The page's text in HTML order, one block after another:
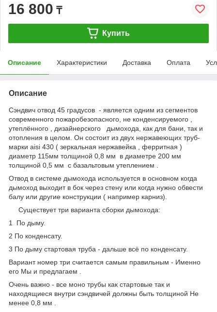
16 800 ₸
Купить
Описание Характеристики Доставка Оплата
Описание
Сэндвич отвод 45 градусов - является одним из сегментов
современного пожаробезопасного, не конденсируемого ,
утеплённого , дизайнерского дымохода, как для бани, так и
отопления в целом. Он состоит из двух нержавеющих труб-
марки aisi 430 ( зеркальная нержавейка , ферритная )
диаметр 115мм толщиной 0,8 мм в диаметре 200 мм
толщиной 0,5 мм с базальтовым утеплением .
Отвод в системе дымохода используется в основном когда
дымоход выходит в бок через стену или когда нужно обвести
балу или другие конструкции ( например карниз).
Существует три варианта сборки дымохода:
1 По дыму.
2 По конденсату.
3 По дыму стартовая труба - дальше всё по конденсату.
Вариант номер три считается самым правильным - Именно
его Мы и предлагаем .
Очень важно - все моно трубы как стартовые так и
находящиеся внутри сэндвичей должны быть толщиной Не
менее 0,8 мм .